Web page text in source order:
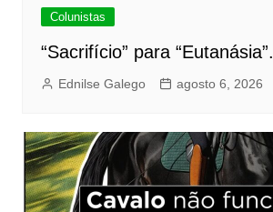
Colunistas
“Sacrifício” para “Eutanásia”.
Ednilse Galego agosto 6, 2026